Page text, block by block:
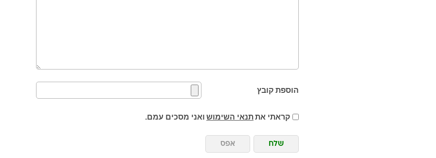
הוספת קובץ
קראתי אתתנאי השימוש ואני מסכים עמם.
שלח אפס